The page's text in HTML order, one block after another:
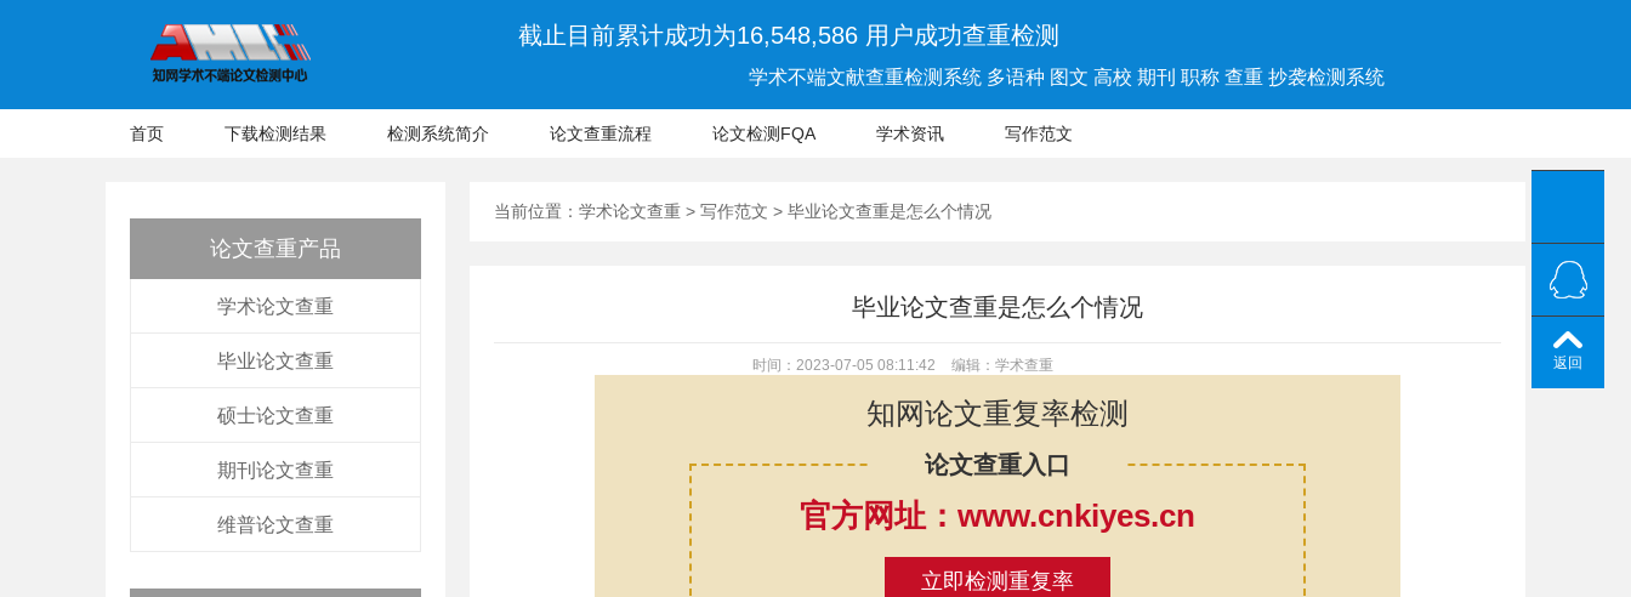
截止目前累计成功为16,548,586 用户成功查重检测
学术不端文献查重检测系统 多语种 图文 高校 期刊 职称 查重 抄袭检测系统
首页 下载检测结果 检测系统简介 论文查重流程 论文检测FQA 学术资讯 写作范文
论文查重产品
学术论文查重
毕业论文查重
硕士论文查重
期刊论文查重
维普论文查重
当前位置： 学术论文查重 > 写作范文 > 毕业论文查重是怎么个情况
毕业论文查重是怎么个情况
时间：2023-07-05 08:11:42 编辑：学术查重
知网论文重复率检测
论文查重入口
官方网址：www.cnkiyes.cn
立即检测重复率
返回